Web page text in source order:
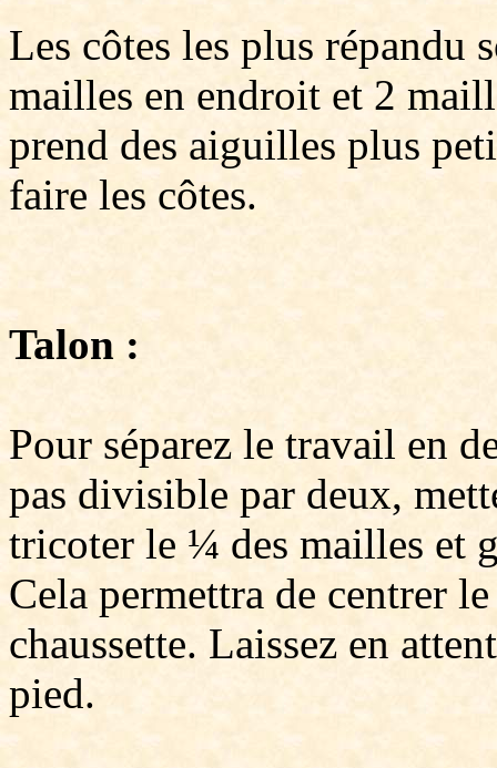
Les côtes les plus répandu
mailles en endroit et 2
prend des aiguilles plus
faire les côtes.
Talon :
Pour séparez le travail en
pas divisible par deux,
tricoter le ¼ des mailles et
Cela permettra de centrer
chaussette. Laissez en
pied.